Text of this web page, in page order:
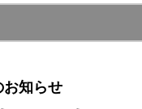
お知らせ